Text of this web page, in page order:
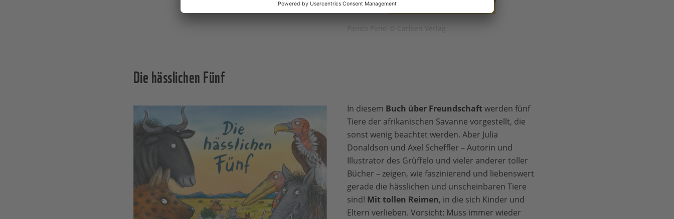
Panda Pand © Carlsen Verlag
Die hässlichen Fünf
In diesem Buch über Freundschaftwerden fünf
Tiere der afrikanischen Savanne vorgestellt, die
sonst wenig beachtet werden. Aber Julia
Donaldson und Axel Scheffler – Autorin und
Illustrator des Grüffelo und vieler anderer toller
Bücher – zeigen, wie faszinierend und liebenswert
gerade die hässlichen und unscheinbaren Tiere
sind! Mit tollen Reimen, in die sich Kinder und
Eltern verlieben. Vorsicht: Muss immer wieder